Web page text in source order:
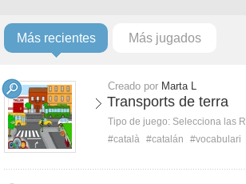
Más recientes Más jugados
Creado por Marta L
Transports de terra
Tipo de juego: Selecciona las
#català #catalán #vocabulari